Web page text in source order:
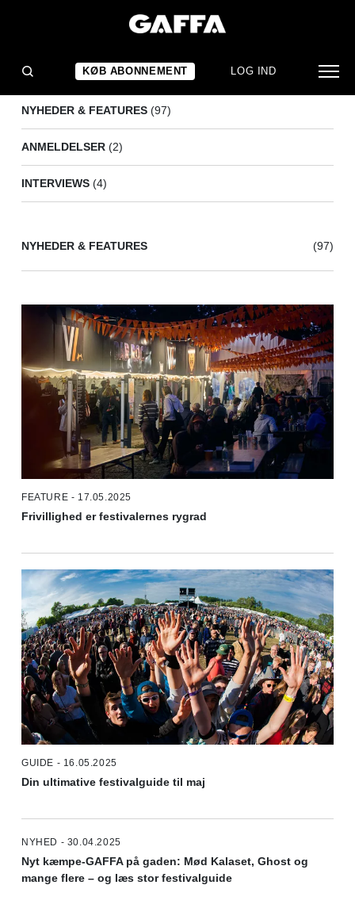
KØB ABONNEMENT LOG IND
NYHEDER & FEATURES (97)
ANMELDELSER (2)
INTERVIEWS (4)
NYHEDER & FEATURES (97)
FEATURE - 17.05.2025
Frivillighed er festivalernes rygrad
GUIDE - 16.05.2025
Din ultimative festivalguide til maj
NYHED - 30.04.2025
Nyt kæmpe-GAFFA på gaden: Mød Kalaset, Ghost og
mange flere – og læs stor festivalguide